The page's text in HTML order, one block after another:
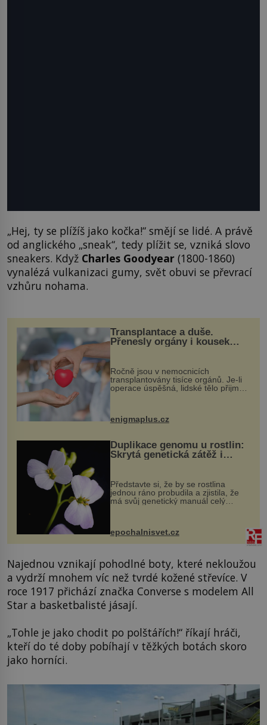
„Hej, ty se plížíš jako kočka!“ smějí se lidé. A právě
od anglického „sneak“, tedy plížit se, vzniká slovo
sneakers. Když Charles Goodyear (1800-1860)
vynalézá vulkanizaci gumy, svět obuvi se převrací
vzhůru nohama.
Transplantace a duše.
Přenesly orgány i kousek
Ročně jsou v nemocnicích
transplantovány tisíce orgánů. Je-li
operace úspěšná, lidské tělo přijme
enigmaplus.cz
Duplikace genomu u rostlin:
Skrytá genetická zátěž i
Představte si, že by se rostlina
jednou ráno probudila a zjistila, že
má svůj genetický manuál celý
vstupenka...
epochalnisvet.cz
Najednou vznikají pohodlné boty, které nekloužou
a vydrží mnohem víc než tvrdé kožené střevíce. V
roce 1917 přichází značka Converse s modelem All
Star a basketbalisté jásají.
„Tohle je jako chodit po polštářích!“ říkají hráči,
kteří do té doby pobíhají v těžkých botách skoro
jako horníci.